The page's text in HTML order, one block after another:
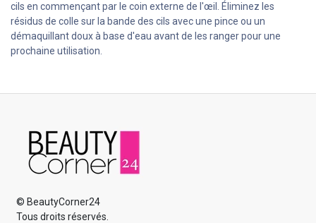
cils en commençant par le coin externe de l'œil. Éliminez les
résidus de colle sur la bande des cils avec une pince ou un
démaquillant doux à base d'eau avant de les ranger pour une
prochaine utilisation.
© BeautyCorner24
Tous droits réservés.